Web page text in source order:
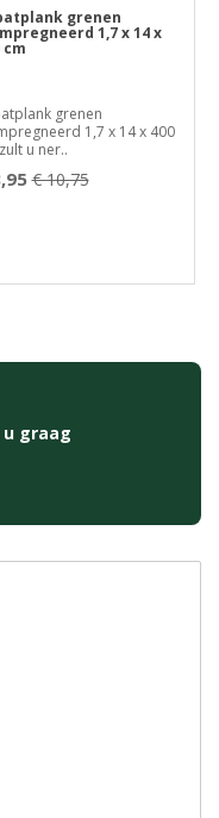
grenen
1,7 x 14 x
cm
grenen
1,7 x 14 x 400
u ner..
€ 10,75
u graag